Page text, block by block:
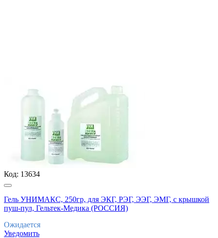
Код: 13634
Гель УНИМАКС, 250гр, для ЭКГ, РЭГ, ЭЭГ, ЭМГ, с крышкой
пуш-пул, Гельтек-Медика (РОССИЯ)
Ожидается
Уведомить